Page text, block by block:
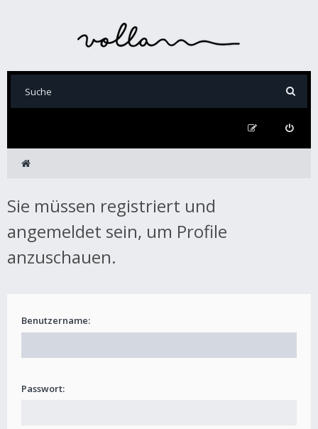
Sie müssen registriert und
angemeldet sein, um Profile
anzuschauen.
Benutzername:
Passwort: